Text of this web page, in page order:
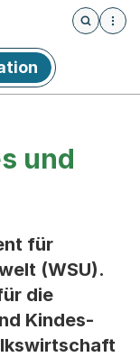
Öffnet
und
für
(WSU).
die
Kindes-